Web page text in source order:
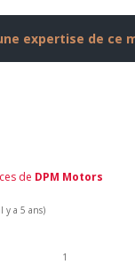
expertise de ce
de DPM Motors
y a 5 ans)
1